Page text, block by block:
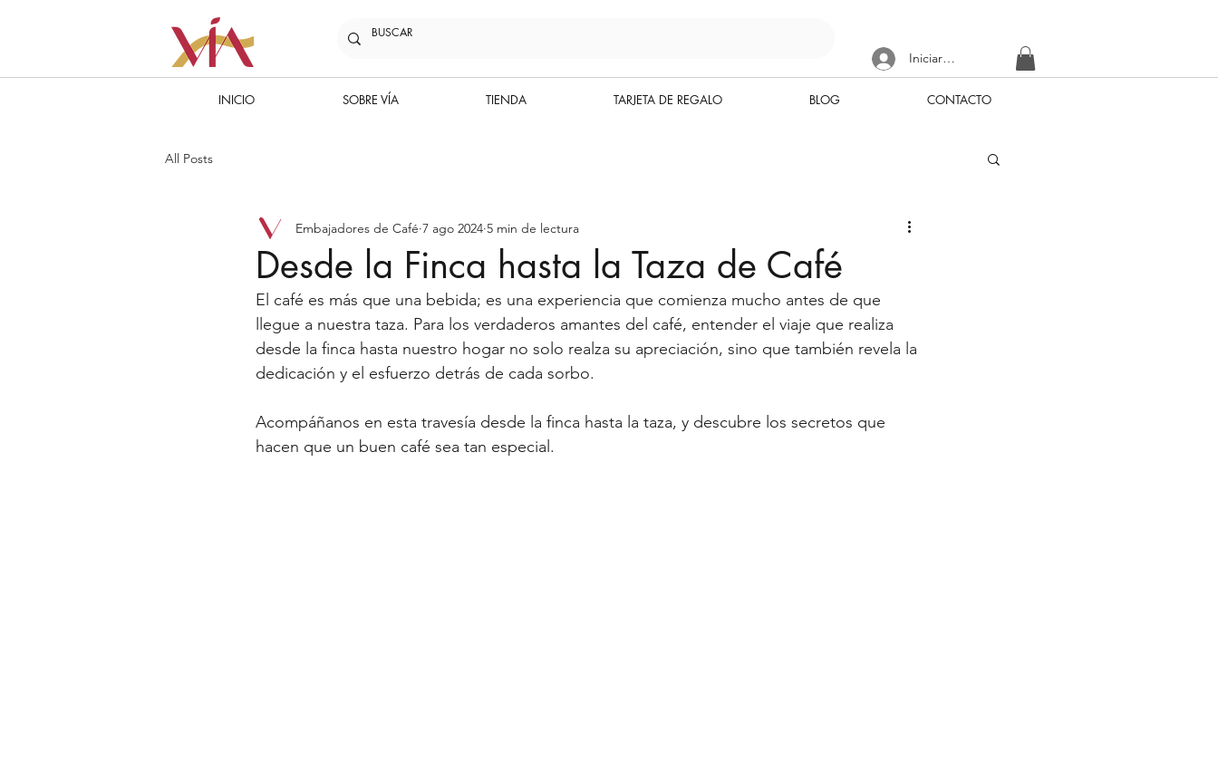
Iniciar sesión
INICIO SOBRE VÍA TIENDA TARJETA DE REGALO BLOG CONTACTO
All Posts
Desde la Finca hasta la Taza de Café
Embajadores de Café 7 ago 2024 5 min de lectura
El café es más que una bebida; es una experiencia que comienza mucho antes de que
llegue a nuestra taza. Para los verdaderos amantes del café, entender el viaje que realiza
desde la finca hasta nuestro hogar no solo realza su apreciación, sino que también revela la
dedicación y el esfuerzo detrás de cada sorbo.
Acompáñanos en esta travesía desde la finca hasta la taza, y descubre los secretos que
hacen que un buen café sea tan especial.